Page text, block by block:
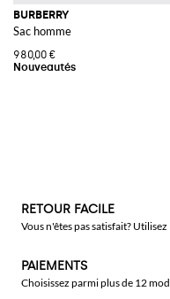
BURBERRY
Sac homme
980,00 €
RETOUR FACILE
Vous n'êtes pas satisfait?
PAIEMENTS
Choisissez parmi plus de 12